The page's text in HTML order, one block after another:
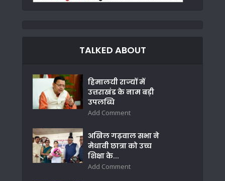
TALKED ABOUT
हिमालयी राज्यों में
उत्तराखंड के नाम बड़ी
उपलब्धि
Add Comment
अखिल गढ़वाल सभा ने
मेधावी छात्रा को उच्च
शिक्षा के...
Add Comment